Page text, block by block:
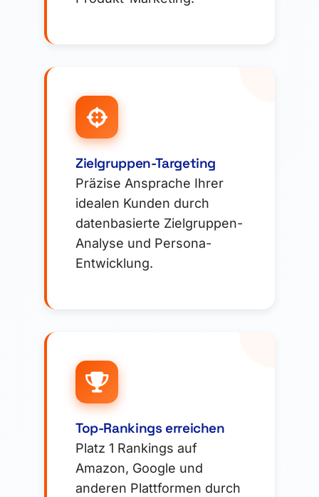
Zielgruppen-Targeting
Präzise Ansprache Ihrer
idealen Kunden durch
datenbasierte Zielgruppen-
Analyse und Persona-
Entwicklung.
Top-Rankings erreichen
Platz 1 Rankings auf
Amazon, Google und
anderen Plattformen durch